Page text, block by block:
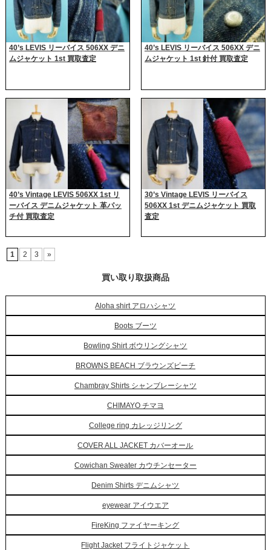
40’s LEVIS リーバイス 506XX デニ
ムジャケット 1st 買取査定
40’s LEVIS リーバイス 506XX デニ
ムジャケット 1st 針付 買取査定
40’s Vintage LEVIS 506XX 1st リ
ーバイス デニムジャケット 革パッ
チ付 買取査定
30’s Vintage LEVIS リーバイス
506XX 1st デニムジャケット 買取
査定
1 2 3 »
買い取り取扱商品
Aloha shirt アロハシャツ
Boots ブーツ
Bowling Shirt ボウリングシャツ
BROWNS BEACH ブラウンズビーチ
Chambray Shirts シャンブレーシャツ
CHIMAYO チマヨ
College ring カレッジリング
COVER ALL JACKET カバーオール
Cowichan Sweater カウチンセーター
Denim Shirts デニムシャツ
eyewear アイウエア
FireKing ファイヤーキング
Flight Jacket フライトジャケット